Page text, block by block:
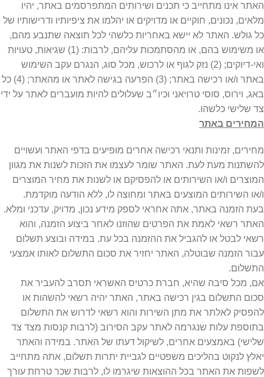
האתר אינו מתחייב כי תכנים ושירותים המתפרסמים באתר, יהיו
מלאים, נכונים, חוקיים או מדויקים או יהלמו את ציפיותיו ודרישותיו של
כל גולש. האתר לא יישא באחריות כלשהי לכל תוצאה שתנבע מהם,
או משימוש בהם, או מהסתמכות עליהם, לרבות: (1) שגיאות, טעויות
ואי-דיוקים; (2) נזק לגוף או לרכוש, מכל סוג, הנגרם עקב השימוש
באתר ו/או רכישה באתר; (3) הפרעה בגישה לאתר או מהאתר; (4) כל
באג, וירוס, סוסי טרויאני וכיו״ב שעלולים להיות מועברים לאתר על ידי
צד שלישי כלשהו.
המחירים באתר
מחירים, זמינות ותנאי רכישה אחרים מופיעים בדפי האתר ועשויים
להשתנות מעת לעת. האתר שומר לעצמו את הזכות לשנות את מגוון
המוצרים ו/או השירותים או להפסיקם או לשנות את מחיר המוצרים
ו/או השירותים המוצעים באתר ומחוצה לו, ללא הודעה מוקדמת.
בעת הזמנה באתר, אתה אחראי לספק מידע נכון, מדויק, עדכני ומלא.
האתר רשאי לאמת את הפרטים שהוזנו לאחר ביצוע הזמנה, והוא
רשאי לבטל או להגביל את ההזמנה בכל עת. במידה ובוצע תשלום
עבור הזמנה שבוטלה, האתר יחזיר את סכום התשלום לאותו אמצעי
התשלום.
אם, מכל סיבה שהיא, חברת כרטיס האשראי תסרב להעביר את
סכום התשלום בגין רכישה באתר, האתר יהיה רשאי להשהות או
להפסיק לאלתר את מתן השירות והוא רשאי לדרוש את התשלום
בתוספת עלות שנגרמה לאתר עקב הסירוב (לרבות קנסות מצד צד
שלישי) באמצעים אחרים, לשיקול דעתו של האתר. במידה והאתר
יאלץ לנקוט בהליכים משפטיים לגביית יתרות תשלום, אתה מתחייב
לשפות את האתר בכל ההוצאות שיגרמו לו, לרבות שכר טרחת עורך